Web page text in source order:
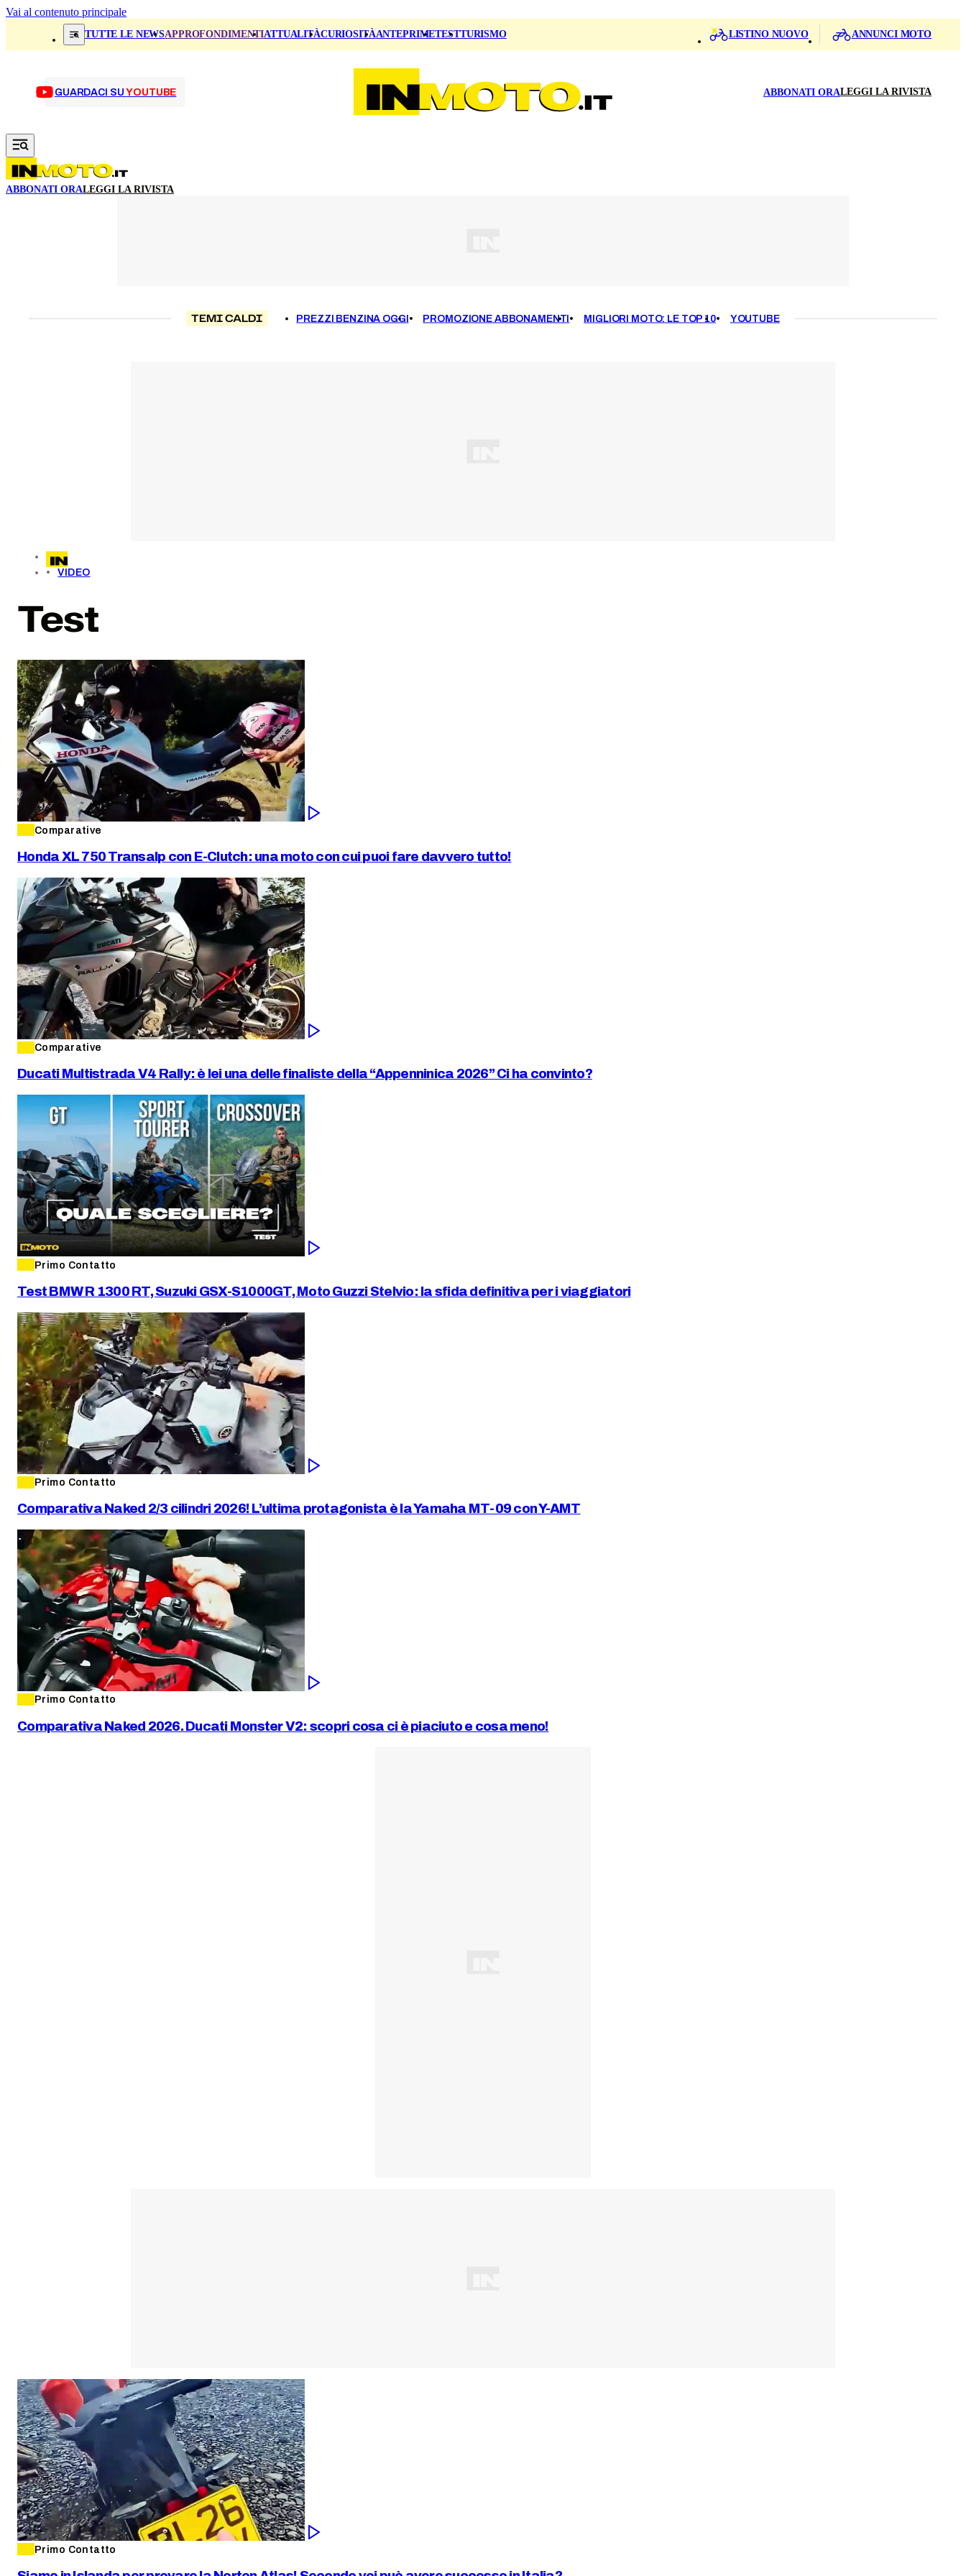
Vai al contenuto principale
TUTTE LE NEWSAPPROFONDIMENTIATTUALITÀCURIOSITÀANTEPRIMETESTTURISMO LISTINO NUOVO ANNUNCI MOTO
GUARDACI SUYOUTUBE ABBONATI ORALEGGI LA RIVISTA
ABBONATI ORALEGGI LA RIVISTA
TEMI CALDI PREZZI BENZINA OGGI PROMOZIONE ABBONAMENTI MIGLIORI MOTO: LE TOP 10 YOUTUBE
VIDEO
Test
Comparative
Honda XL 750 Transalp con E-Clutch: una moto con cui puoi fare davvero tutto!
Comparative
Ducati Multistrada V4 Rally: è lei una delle finaliste della “Appenninica 2026” Ci ha convinto?
Primo Contatto
Test BMW R 1300 RT, Suzuki GSX-S1000GT, Moto Guzzi Stelvio: la sfida definitiva per i viaggiatori
Primo Contatto
Comparativa Naked 2/3 cilindri 2026! L’ultima protagonista è la Yamaha MT-09 con Y-AMT
Primo Contatto
Comparativa Naked 2026. Ducati Monster V2: scopri cosa ci è piaciuto e cosa meno!
Primo Contatto